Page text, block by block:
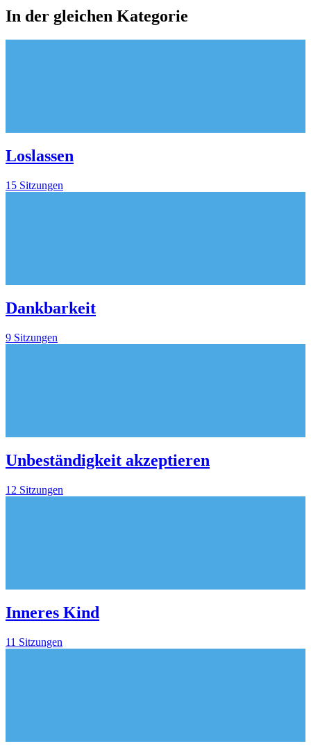
In der gleichen Kategorie
Loslassen
15 Sitzungen
Dankbarkeit
9 Sitzungen
Unbeständigkeit akzeptieren
12 Sitzungen
Inneres Kind
11 Sitzungen